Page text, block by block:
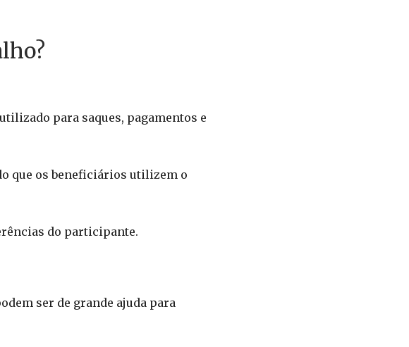
para saques, pagamentos e
que os beneficiários utilizem o
do participante.
ser de grande ajuda para